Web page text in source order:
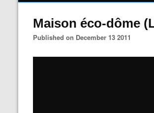
Maison éco-dôme
Published on December 13 2011